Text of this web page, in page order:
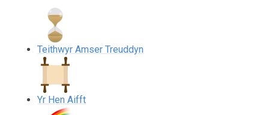
Teithwyr Amser Treuddyn
Yr Hen Aifft